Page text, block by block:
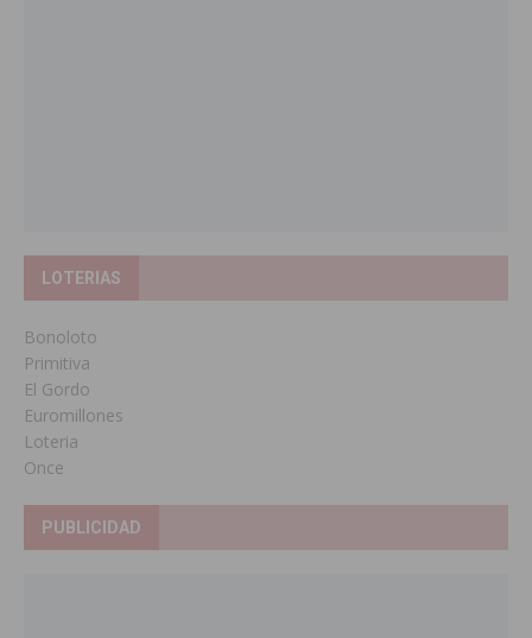
LOTERIAS
Bonoloto
Primitiva
El Gordo
Euromillones
Loteria
Once
PUBLICIDAD